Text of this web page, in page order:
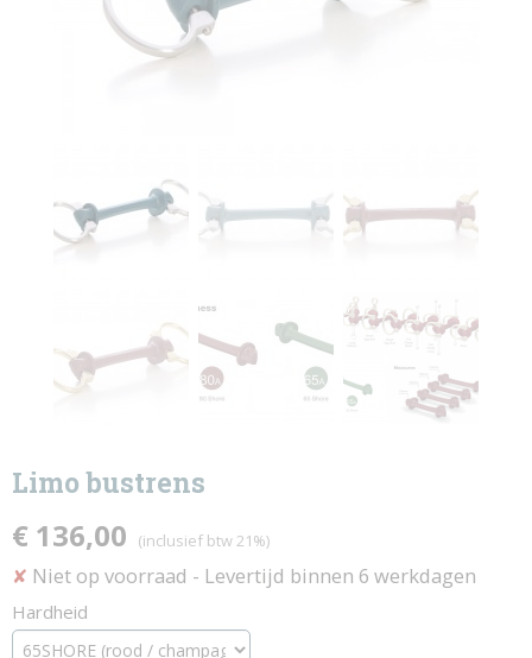
Limo bustrens
€ 136,00 (inclusief btw 21%)
✘ Niet op voorraad - Levertijd binnen 6 werkdagen
Hardheid